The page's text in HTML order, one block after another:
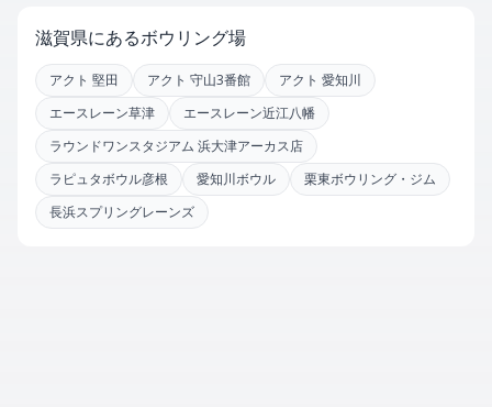
滋賀県にあるボウリング場
アクト 堅田 アクト 守山3番館
アクト 愛知川
エースレーン草津
エースレーン近江八幡
ラウンドワンスタジアム 浜大津アーカス店
ラピュタボウル彦根
愛知川ボウル
栗東ボウリング・ジム
長浜スプリングレーンズ